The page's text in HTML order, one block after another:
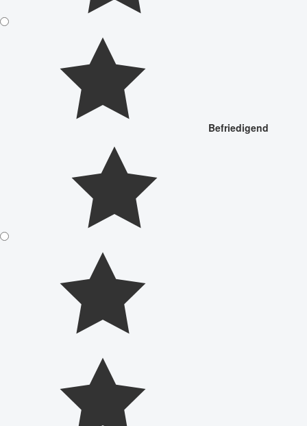
Befriedigend